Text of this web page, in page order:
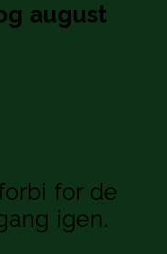
august
for de
igen.